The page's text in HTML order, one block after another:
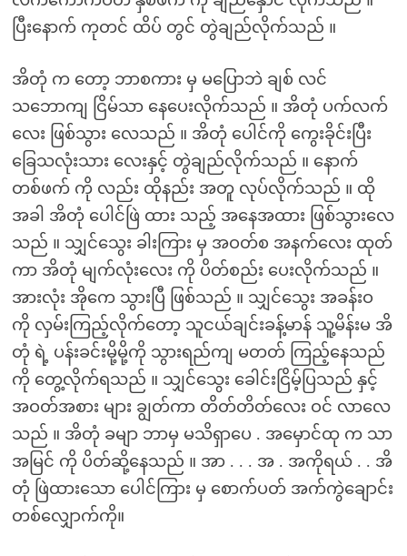
ပြီးနောက် ကုတင် ထိပ် တွင် တွဲချည်လိုက်သည် ။
အိတုံ က တော့ ဘာစကား မှ မပြောဘဲ ချစ် လင်
သဘောကျ ငြိမ်သာ နေပေးလိုက်သည် ။ အိတုံ ပက်လက်
လေး ဖြစ်သွား လေသည် ။ အိတုံ ပေါင်ကို ကွေးခိုင်းပြီး
ခြေသလုံးသား လေးနှင့် တွဲချည်လိုက်သည် ။ နောက်
တစ်ဖက် ကို လည်း ထိုနည်း အတူ လုပ်လိုက်သည် ။ ထို
အခါ အိတုံ ပေါင်ဖြဲ ထား သည့် အနေအထား ဖြစ်သွားလေ
သည် ။ သျှင်သွေး ခါးကြား မှ အဝတ်စ အနက်လေး ထုတ်
ကာ အိတုံ မျက်လုံးလေး ကို ပိတ်စည်း ပေးလိုက်သည် ။
အားလုံး အိုကေ သွားပြီ ဖြစ်သည် ။ သျှင်သွေး အခန်းဝ
ကို လှမ်းကြည့်လိုက်တော့ သူငယ်ချင်းခန့်မာန် သူ့မိန်းမ အိ
တုံ ရဲ့ ပန်းခင်းမို့မို့ကို သွားရည်ကျ မတတ် ကြည့်နေသည်
ကို တွေ့လိုက်ရသည် ။ သျှင်သွေး ခေါင်းငြိမ့်ပြသည် နှင့်
အဝတ်အစား များ ချွတ်ကာ တိတ်တိတ်လေး ဝင် လာလေ
သည် ။ အိတုံ ခမျာ ဘာမှ မသိရှာပေ . အမှောင်ထု က သာ
အမြင် ကို ပိတ်ဆို့နေသည် ။ အာ . . . အ . အကိုရယ် . . အိ
တုံ ဖြဲထားသော ပေါင်ကြား မှ စောက်ပတ် အက်ကွဲချောင်း
တစ်လျှောက်ကို။